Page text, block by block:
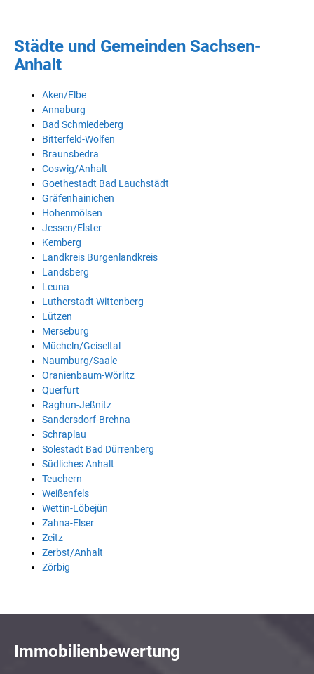
Städte und Gemeinden Sachsen-
Anhalt
Aken/Elbe
Annaburg
Bad Schmiedeberg
Bitterfeld-Wolfen
Braunsbedra
Coswig/Anhalt
Goethestadt Bad Lauchstädt
Gräfenhainichen
Hohenmölsen
Jessen/Elster
Kemberg
Landkreis Burgenlandkreis
Landsberg
Leuna
Lutherstadt Wittenberg
Lützen
Merseburg
Mücheln/Geiseltal
Naumburg/Saale
Oranienbaum-Wörlitz
Querfurt
Raghun-Jeßnitz
Sandersdorf-Brehna
Schraplau
Solestadt Bad Dürrenberg
Südliches Anhalt
Teuchern
Weißenfels
Wettin-Löbejün
Zahna-Elser
Zeitz
Zerbst/Anhalt
Zörbig
Immobilienbewertung